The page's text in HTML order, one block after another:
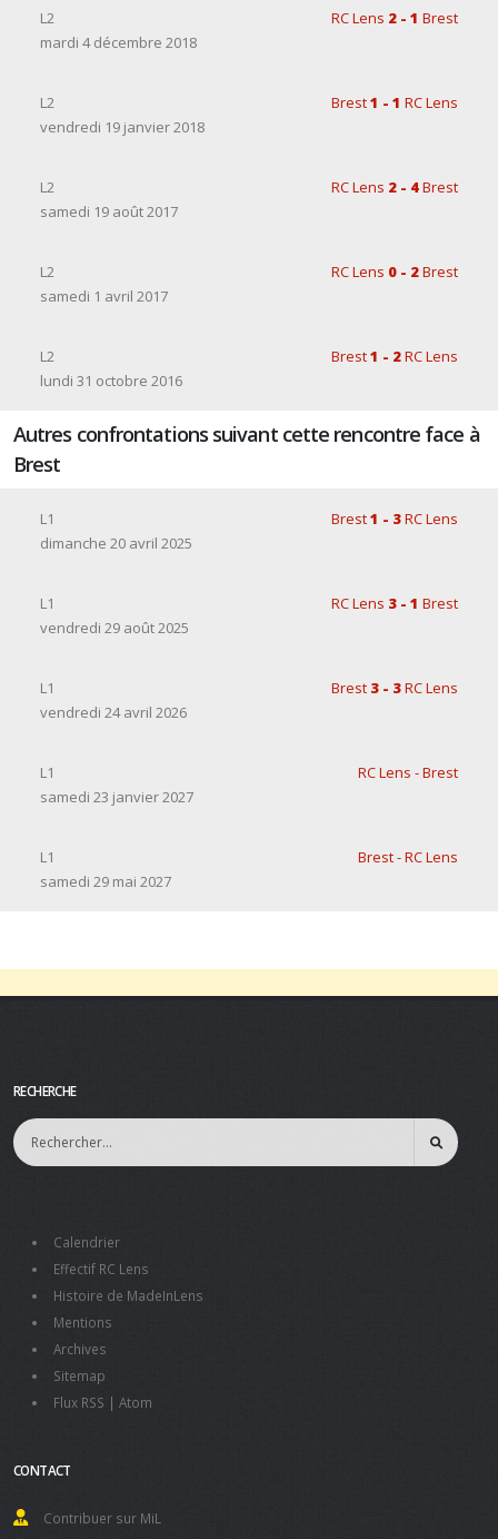
L2 RC Lens 2 - 1 Brest
mardi 4 décembre 2018
L2 Brest1 - 1 RC Lens
vendredi 19 janvier 2018
L2 RC Lens 2 - 4Brest
samedi 19 août 2017
L2 RC Lens 0 - 2Brest
samedi 1 avril 2017
L2 Brest1 - 2RC Lens
lundi 31 octobre 2016
Autres confrontations suivant cette rencontre face à
Brest
L1 Brest1 - 3RC Lens
dimanche 20 avril 2025
L1 RC Lens 3 - 1 Brest
vendredi 29 août 2025
L1 Brest 3 - 3RC Lens
vendredi 24 avril 2026
L1
RC Lens - Brest
samedi 23 janvier 2027
L1
Brest - RC Lens
samedi 29 mai 2027
RECHERCHE
Calendrier
Effectif RC Lens
Histoire de MadeInLens
Mentions
Archives
Sitemap
Flux RSS | Atom
CONTACT
Contribuer sur MiL